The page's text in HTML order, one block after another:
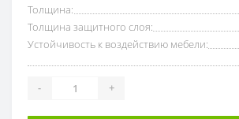
Толщина:
Толщина защитного слоя:
Устойчивость к воздействию мебели:
- +